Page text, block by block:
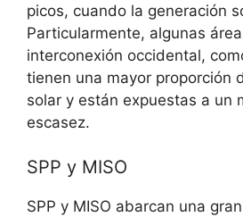
picos, cuando la generación
Particularmente, algunas
interconexión occidental,
tienen una mayor proporción
solar y están expuestas a un
escasez.
SPP y MISO
SPP y MISO abarcan una